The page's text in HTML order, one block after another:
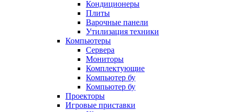
Кондиционеры
Плиты
Варочные панели
Утилизация техники
Компьютеры
Сервера
Мониторы
Комплектующие
Компьютер бу
Компьютер бу
Проекторы
Игровые приставки